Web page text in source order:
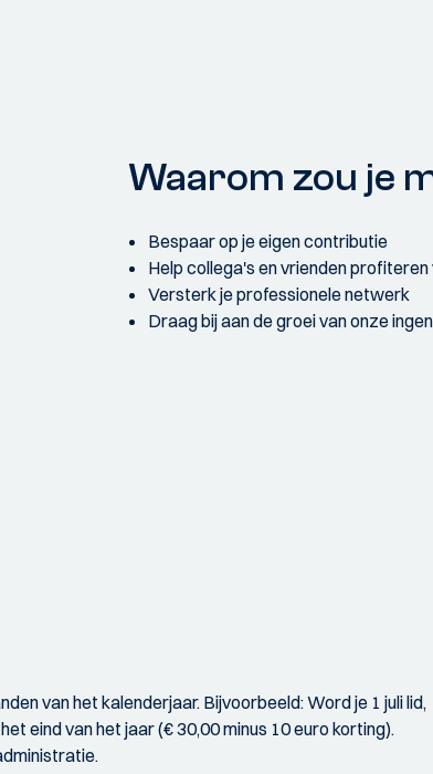
Waarom zou je
Bespaar op je eigen contributie
Help collega's en vrienden
Versterk je professionele netwerk
Draag bij aan de groei van onze
van het kalenderjaar. Bijvoorbeeld: Word je 1 juli lid,
eind van het jaar (€ 30,00 minus 10 euro korting).